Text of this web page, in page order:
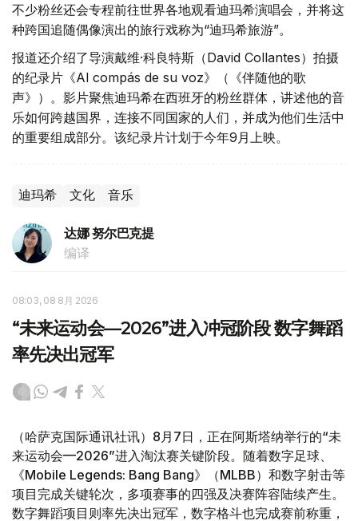
不少粉丝还会专程前往世界各地观看迪玛希演唱会，并将这
种跨国追随偶像演出的旅行戏称为“迪玛希旅游”。
报道还介绍了导演戴维·科良特斯（David Collantes）拍摄
的纪录片《Al compás de su voz》（《伴随他的歌
声》）。影片聚焦迪玛希在西班牙的粉丝群体，讲述他的音
乐如何跨越国界，连接不同国家的人们，并成为他们生活中
的重要组成部分。该纪录片计划于今年9月上映。
迪玛希 文化 音乐
达娜 努尔巴克提
编译
08:03, 08 8月 2026
“未来运动会—2026”进入冲冠阶段 数字舞蹈
率先决出冠军
（哈萨克国际通讯社讯）8月7日，正在阿斯塔纳举行的“未
来运动会—2026”进入淘汰赛关键阶段。随着数字足球、
《Mobile Legends: Bang Bang》（MLBB）和数字射击等
项目完成关键轮次，多项赛事的四强及决赛阵容陆续产生。
数字舞蹈项目则率先决出冠军，数字格斗也完成赛前称重，